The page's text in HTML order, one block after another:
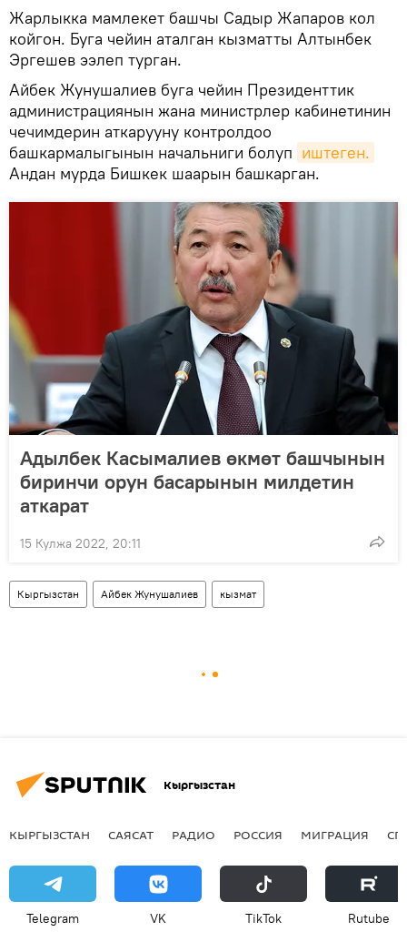
Жарлыкка мамлекет башчы Садыр Жапаров кол
койгон. Буга чейин аталган кызматты Алтынбек
Эргешев ээлеп турган.
Айбек Жунушалиев буга чейин Президенттик
администрациянын жана министрлер кабинетинин
чечимдерин аткарууну контролдоо
башкармалыгынын начальниги болуп иштеген.
Андан мурда Бишкек шаарын башкарган.
Адылбек Касымалиев өкмөт башчынын
биринчи орун басарынын милдетин
аткарат
15 Кулжа 2022, 20:11
Кыргызстан Айбек Жунушалиев кызмат
Кыргызстан
КЫРГЫЗСТАН САЯСАТ РАДИО РОССИЯ МИГРАЦИЯ
Telegram VK ТikТоk Rutube